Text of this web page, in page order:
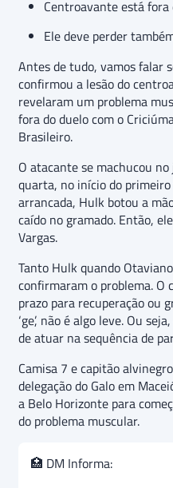
Centroavante está
Ele deve perder
Antes de tudo, vamos falar
confirmou a lesão do
revelaram um problema
fora do duelo com o
Brasileiro.
O atacante se machucou
quarta, no início do
arrancada, Hulk botou a
caído no gramado. Então,
Vargas.
Tanto Hulk quando
confirmaram o problema. O
prazo para recuperação ou
‘ge’, não é algo leve. Ou
de atuar na sequência de
Camisa 7 e capitão
delegação do Galo em
a Belo Horizonte para
do problema muscular.
🏥 DM Informa: